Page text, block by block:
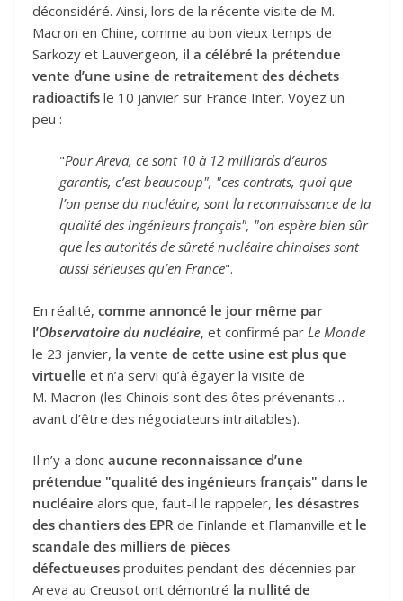
déconsidéré. Ainsi, lors de la récente visite de M.
Macron en Chine, comme au bon vieux temps de
Sarkozy et Lauvergeon, il a célébré la prétendue
vente d’une usine de retraitement des déchets
radioactifs le 10 janvier sur France Inter. Voyez un
peu :
"Pour Areva, ce sont 10 à 12 milliards d’euros
garantis, c’est beaucoup", "ces contrats, quoi que
l’on pense du nucléaire, sont la reconnaissance de la
qualité des ingénieurs français", "on espère bien sûr
que les autorités de sûreté nucléaire chinoises sont
aussi sérieuses qu’en France".
En réalité, comme annoncé le jour même par
l’Observatoire du nucléaire, et confirmé par Le Monde
le 23 janvier, la vente de cette usine est plus que
virtuelle et n’a servi qu’à égayer la visite de
M. Macron (les Chinois sont des ôtes prévenants…
avant d’être des négociateurs intraitables).
Il n’y a donc aucune reconnaissance d’une
prétendue "qualité des ingénieurs français" dans le
nucléaire alors que, faut-il le rappeler, les désastres
des chantiers des EPR de Finlande et Flamanville et le
scandale des milliers de pièces
défectueuses produites pendant des décennies par
Areva au Creusot ont démontré la nullité de